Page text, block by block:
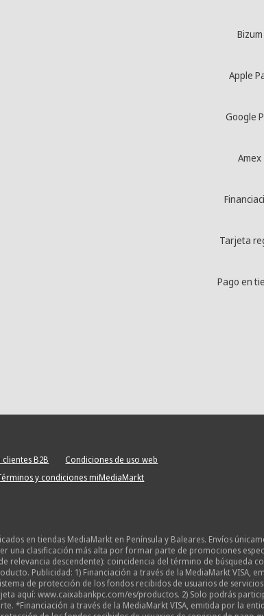
Bizum
Apple
Google
Amex
Tarjeta
Pago en
B2B
Condiciones de uso web
y condiciones miMediaMarkt
en tiendas MediaMarkt en Península y Baleares. Envíos
una clasificación más alta por formar parte de promociones
relevancia descendente): coincidencia del término de
Publicidad: 1) Financiación a través de la MediaMarkt VISA,
de protección de los fondos recibidos de usuarios de
aquí: www.caixabankpc.com/es/productos. 2) Solo podrás
*Financiación a través de la MediaMarkt VISA, emitida por la